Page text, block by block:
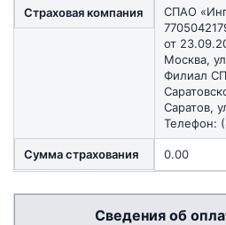
Страховая компания
СПАО
от
Москва,
Филиал
Саратов,
Телефон:
Сумма страхования 0.00
Сведения об